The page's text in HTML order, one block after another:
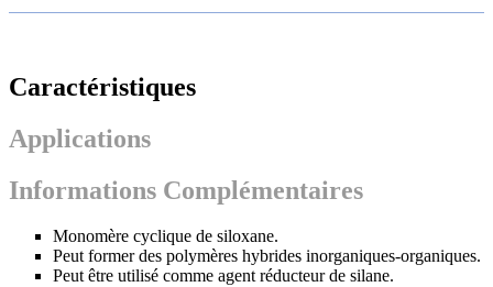
Caractéristiques
Applications
Informations Complémentaires
Monomère cyclique de siloxane.
Peut former des polymères hybrides inorganiques-organiques.
Peut être utilisé comme agent réducteur de silane.